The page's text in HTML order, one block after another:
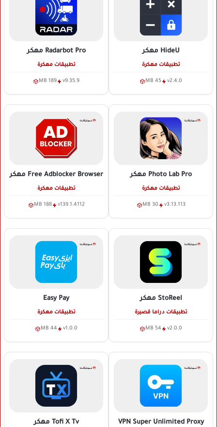
HideU مهكر
تطبيقات مهكرة
v2.4.0
45 MB
Radarbot Pro مهكر
تطبيقات مهكرة
v9.35.9
189 MB
Photo Lab Pro مهكر
تطبيقات مهكرة
v3.13.113
30 MB
Free Adblocker Browser مهكر
تطبيقات مهكرة
v139.1.4112
188 MB
StoReel مهكر
تطبيقات دراما قصيرة
v2.0.0
54 MB
Easy Pay
تطبيقات مهكرة
v1.0.0
44 MB
VPN Super Unlimited Proxy
Tofi X Tv مهكر